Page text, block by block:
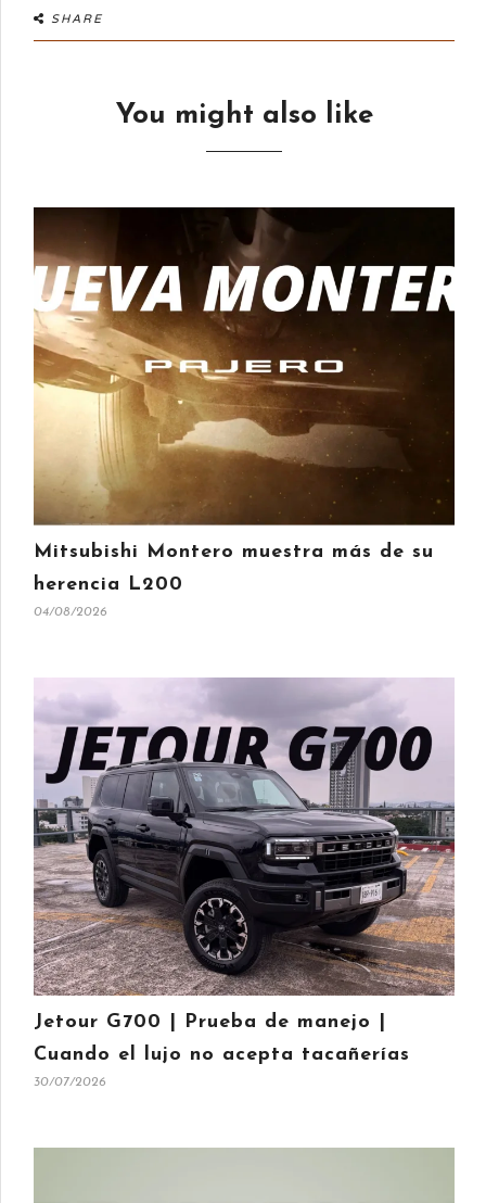
SHARE
You might also like
Mitsubishi Montero muestra más de su
herencia L200
04/08/2026
Jetour G700 | Prueba de manejo |
Cuando el lujo no acepta tacañerías
30/07/2026